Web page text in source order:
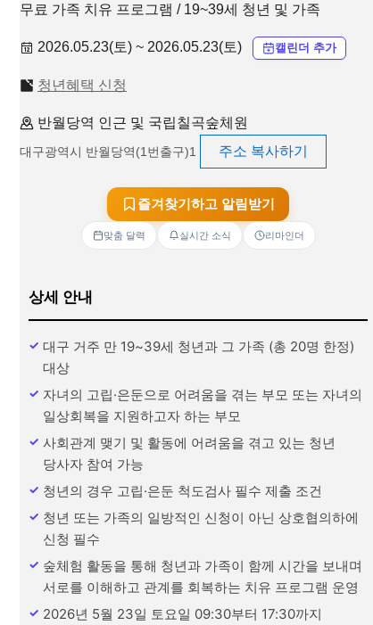
무료 가족 치유 프로그램 / 19~39세 청년 및 가족
2026.05.23(토) ~ 2026.05.23(토) 캘린더 추가
청년혜택 신청
반월당역 인근 및 국립칠곡숲체원
대구광역시 반월당역(1번출구)1 주소 복사하기
즐겨찾기하고 알림받기
맞춤 달력 실시간 소식 리마인더
상세 안내
대구 거주 만 19~39세 청년과 그 가족 (총 20명 한정)
대상
자녀의 고립·은둔으로 어려움을 겪는 부모 또는 자녀의
일상회복을 지원하고자 하는 부모
사회관계 맺기 및 활동에 어려움을 겪고 있는 청년
당사자 참여 가능
청년의 경우 고립·은둔 척도검사 필수 제출 조건
청년 또는 가족의 일방적인 신청이 아닌 상호협의하에
신청 필수
숲체험 활동을 통해 청년과 가족이 함께 시간을 보내며
서로를 이해하고 관계를 회복하는 치유 프로그램 운영
2026년 5월 23일 토요일 09:30부터 17:30까지